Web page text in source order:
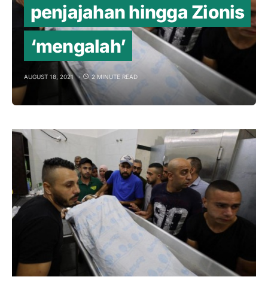
penjajahan hingga Zionis
‘mengalah’
AUGUST 18, 2021 2 MINUTE READ